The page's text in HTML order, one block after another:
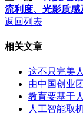
流利度、光影质感
返回列表
相关文章
这不只完美
由中国创业
教育要基于
人工智能取